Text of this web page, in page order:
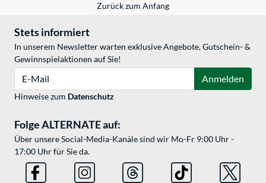
Zurück zum Anfang
Stets informiert
In unserem Newsletter warten exklusive Angebote, Gutschein- &
Gewinnspielaktionen auf Sie!
Anmelden
Hinweise zum Datenschutz
Folge ALTERNATE auf:
Über unsere Social-Media-Kanäle sind wir Mo-Fr 9:00 Uhr -
17:00 Uhr für Sie da.